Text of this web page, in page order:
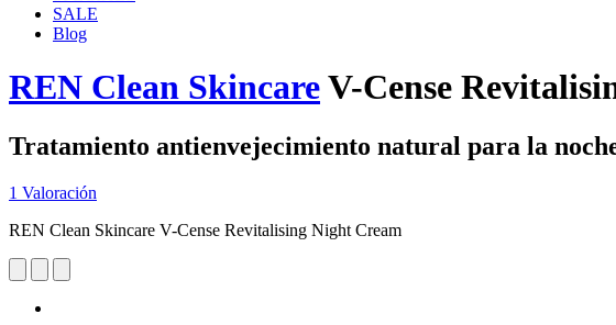
SALE
Blog
REN Clean SkincareV-Cense
Tratamiento antienvejecimiento natural para la
1 Valoración
REN Clean Skincare V-Cense Revitalising Night Cream